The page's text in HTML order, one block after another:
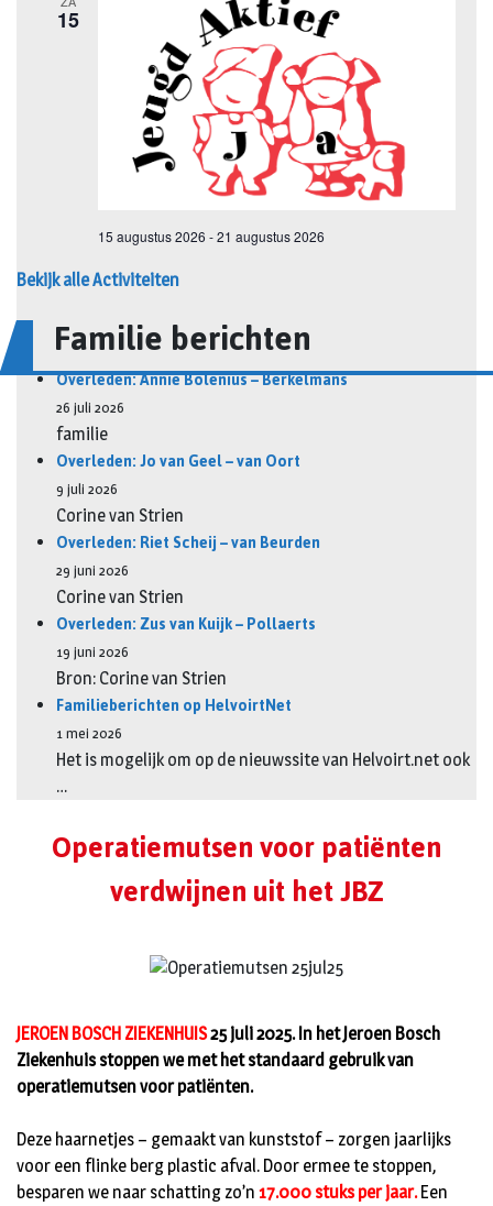
Bekijk alle Activiteiten
Familie berichten
Overleden: Annie Bolenius – Berkelmans
26 juli 2026
familie
Overleden: Jo van Geel – van Oort
9 juli 2026
Corine van Strien
Overleden: Riet Scheij – van Beurden
29 juni 2026
Corine van Strien
Overleden: Zus van Kuijk – Pollaerts
19 juni 2026
Bron: Corine van Strien
Familieberichten op HelvoirtNet
1 mei 2026
Het is mogelijk om op de nieuwssite van Helvoirt.net ook
…
Operatiemutsen voor patiënten
verdwijnen uit het JBZ
JEROEN BOSCH ZIEKENHUIS25 juli 2025. In het Jeroen Bosch
Ziekenhuis stoppen we met het standaard gebruik van
operatiemutsen voor patiënten.
Deze haarnetjes – gemaakt van kunststof – zorgen jaarlijks
voor een flinke berg plastic afval. Door ermee te stoppen,
besparen we naar schatting zo’n 17.000 stuks per jaar.Een